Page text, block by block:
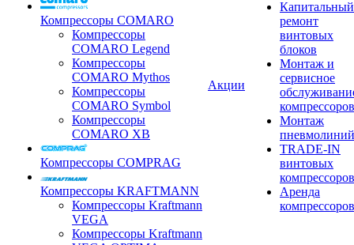
Компрессоры COMARO
Компрессоры
COMARO Legend
Компрессоры
COMARO Mythos
Компрессоры
COMARO Symbol
Компрессоры
COMARO XB
Компрессоры COMPRAG
Компрессоры KRAFTMANN
Компрессоры Kraftmann
VEGA
Компрессоры Kraftmann
Акции
Капитальный
ремонт
винтовых
блоков
Монтаж и
сервисное
компрессоров
Монтаж
пневмолиний
TRADE-IN
винтовых
компрессоров
Аренда
компрессоров